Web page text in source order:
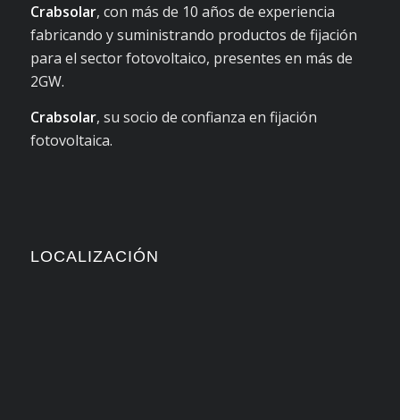
Crabsolar, con más de 10 años de experiencia
fabricando y suministrando productos de fijación
para el sector fotovoltaico, presentes en más de
2GW.
Crabsolar, su socio de confianza en fijación
fotovoltaica.
LOCALIZACIÓN